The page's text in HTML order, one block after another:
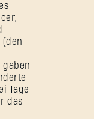
(den
Tage
das